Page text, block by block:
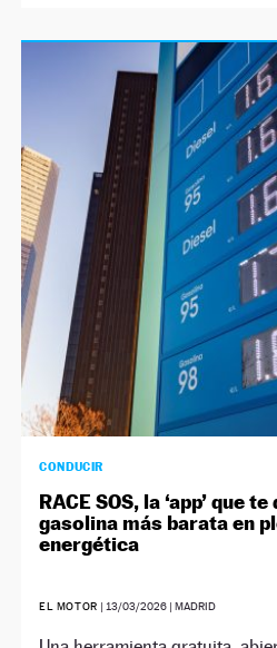
CONDUCIR
RACE SOS, la ‘app’ que
gasolina más barata en
energética
EL MOTOR | 13/03/2026| MADRID